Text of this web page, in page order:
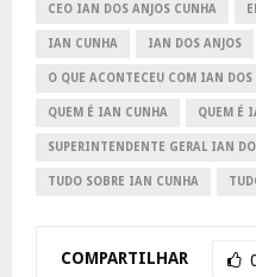
CEO IAN DOS ANJOS CUNHA
IAN CUNHA IAN DOS ANJOS
O QUE ACONTECEU COM IAN DOS
QUEM É IAN CUNHA QUEM É
SUPERINTENDENTE GERAL IAN
TUDO SOBRE IAN CUNHA
COMPARTILHAR